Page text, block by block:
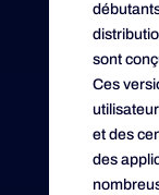
sont
Ces
et des
des